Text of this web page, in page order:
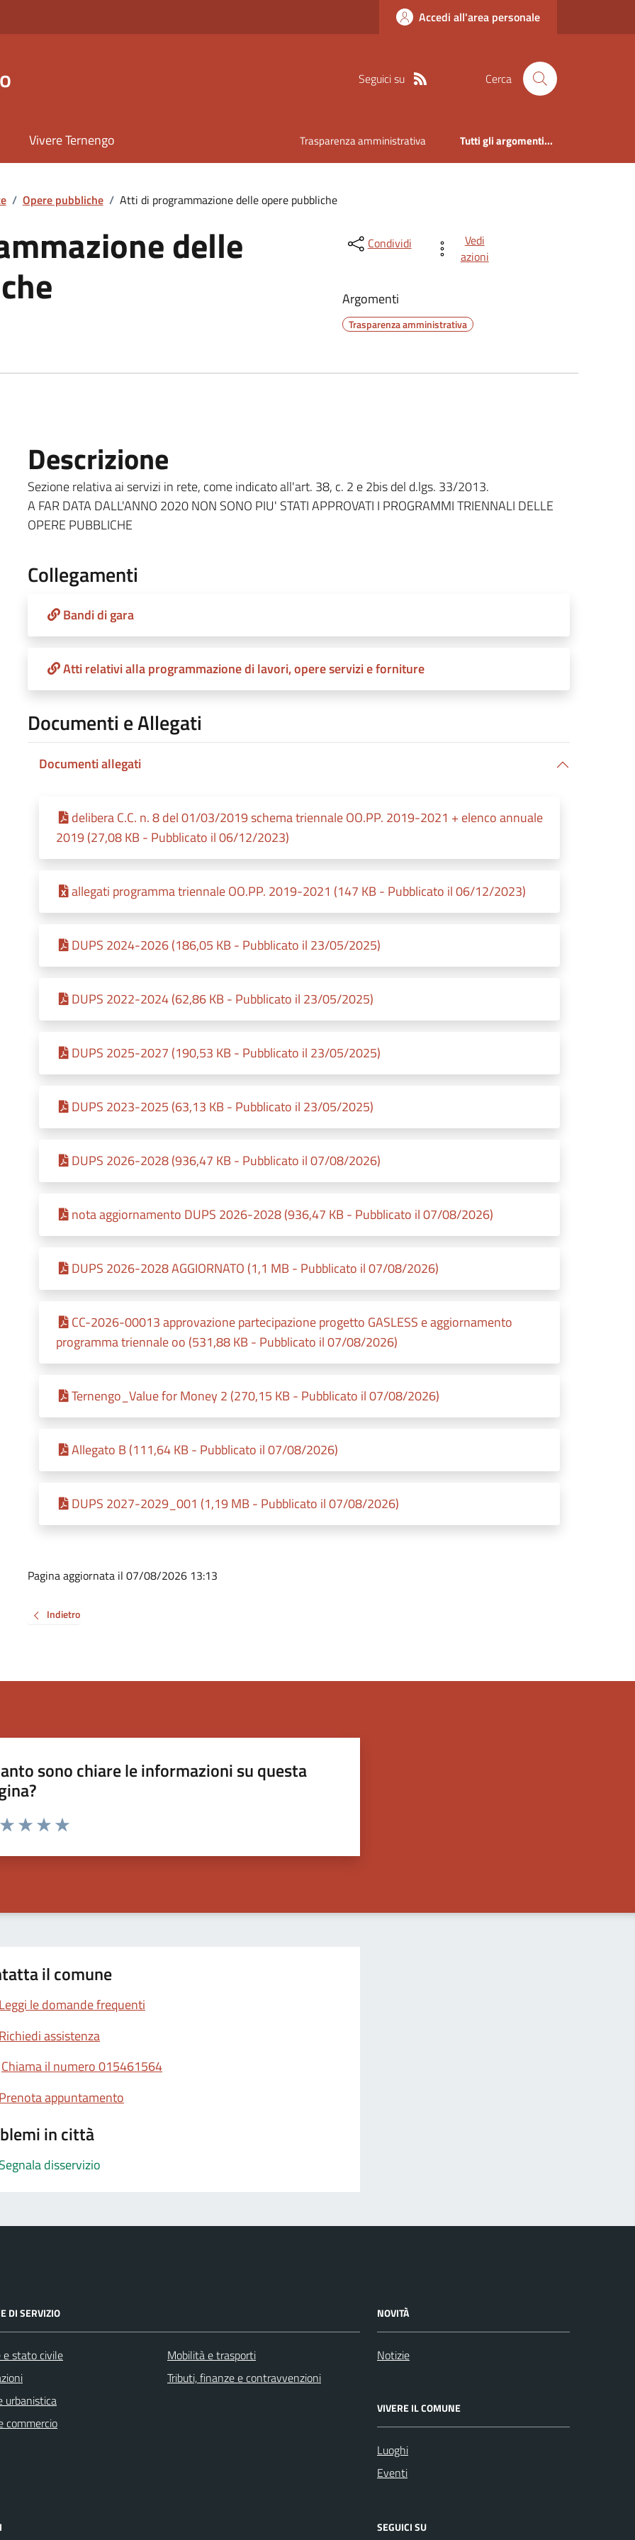
Accedi all'area personale
Seguici su Cerca
Vivere Ternengo Trasparenza amministrativa Tutti gli argomenti...
/ Opere pubbliche / Atti di programmazione delle opere pubbliche
delle Condividi
Vedi
azioni
Argomenti
Trasparenza amministrativa
Descrizione
Sezione relativa ai servizi in rete, come indicato all'art. 38, c. 2 e 2bis del d.lgs. 33/2013.
A FAR DATA DALL'ANNO 2020 NON SONO PIU' STATI APPROVATI I PROGRAMMI TRIENNALI DELLE
OPERE PUBBLICHE
Collegamenti
Bandi di gara
Atti relativi alla programmazione di lavori, opere servizi e forniture
Documenti e Allegati
Documenti allegati
delibera C.C. n. 8 del 01/03/2019 schema triennale OO.PP. 2019-2021 + elenco annuale
2019 (27,08 KB - Pubblicato il 06/12/2023)
allegati programma triennale OO.PP. 2019-2021 (147 KB - Pubblicato il 06/12/2023)
DUPS 2024-2026 (186,05 KB - Pubblicato il 23/05/2025)
DUPS 2022-2024 (62,86 KB - Pubblicato il 23/05/2025)
DUPS 2025-2027 (190,53 KB - Pubblicato il 23/05/2025)
DUPS 2023-2025 (63,13 KB - Pubblicato il 23/05/2025)
DUPS 2026-2028 (936,47 KB - Pubblicato il 07/08/2026)
nota aggiornamento DUPS 2026-2028 (936,47 KB - Pubblicato il 07/08/2026)
DUPS 2026-2028 AGGIORNATO (1,1 MB - Pubblicato il 07/08/2026)
CC-2026-00013 approvazione partecipazione progetto GASLESS e aggiornamento
programma triennale oo (531,88 KB - Pubblicato il 07/08/2026)
Ternengo_Value for Money 2 (270,15 KB - Pubblicato il 07/08/2026)
Allegato B (111,64 KB - Pubblicato il 07/08/2026)
DUPS 2027-2029_001 (1,19 MB - Pubblicato il 07/08/2026)
Pagina aggiornata il 07/08/2026 13:13
Indietro
sono chiare le informazioni su questa
da 1 a 5 stelle la pagina
il comune
Leggi le domande frequenti
Richiedi assistenza
Chiama il numero 015461564
Prenota appuntamento
in città
Segnala disservizio
DI SERVIZIO
e stato civile
urbanistica
commercio
Mobilità e trasporti
Tributi, finanze e contravvenzioni
NOVITÀ
Notizie
VIVERE IL COMUNE
Luoghi
Eventi
SEGUICI SU